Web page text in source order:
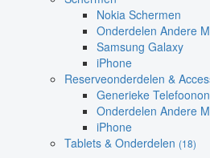
Nokia Schermen
Onderdelen Andere
Samsung Galaxy
iPhone
Reserveonderdelen &
Generieke
Onderdelen Andere
iPhone
Tablets & Onderdelen (18)